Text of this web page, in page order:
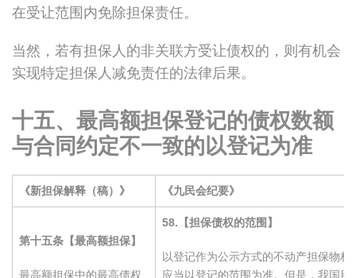
在受让范围内免除担保责任。
当然，若有担保人的非关联方受让债权的，则有机会
实现特定担保人减免责任的法律后果。
十五、最高额担保登记的债权数额
与合同约定不一致的以登记为准
《新担保解释（稿）》 《九民会纪要》
第十五条【最高额担保】
最高额担保中的最高债权
58. 【担保债权的范围】
以登记作为公示方式的不动产担保物权
应当以登记的范围为准。但是，我国目